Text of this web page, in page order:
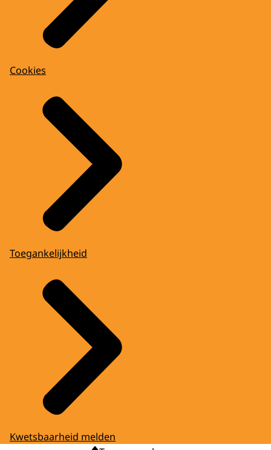
Cookies
Toegankelijkheid
Kwetsbaarheid melden